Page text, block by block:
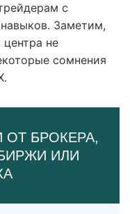
с
Заметим,
центра не
сомнения
ОТ БРОКЕРА,
ИЛИ